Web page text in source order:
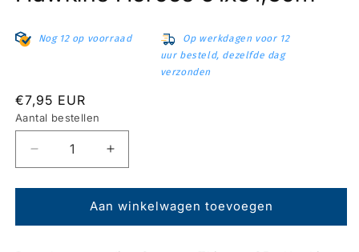
Nog 12 op voorraad
Op werkdagen voor 12
uur besteld, dezelfde dag
verzonden
Normale
prijs
€7,95 EUR
Aantal bestellen
Aantal
verlagen
voor
Stranger
Aantal
verhogen
voor
Poster
Stranger
Aan winkelwagen toevoegen